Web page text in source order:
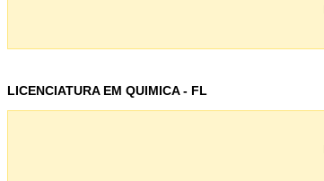
LICENCIATURA EM QUIMICA - FL